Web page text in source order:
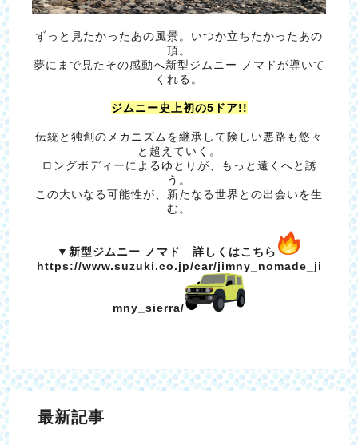
ずっと見たかったあの風景。いつか立ちたかったあの
頂。
夢にまで見たその感動へ新型ジムニー ノマドが導いて
くれる。
ジムニー史上初の5ドア!!
伝統と独創のメカニズムを継承して険しい悪路も悠々
と超えていく。
ロングボディーによるゆとりが、もっと遠くへと誘
う。
この大いなる可能性が、新たなる世界との出会いを生
む。
▼新型ジムニー ノマド 詳しくはこちら
https://www.suzuki.co.jp/car/jimny_nomade_ji
mny_sierra/
最新記事